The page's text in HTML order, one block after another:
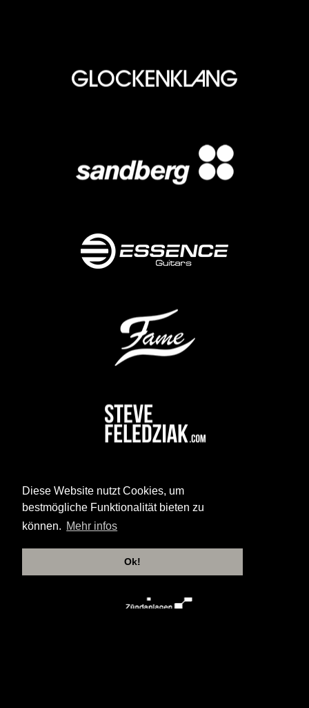
Diese Website nutzt Cookies, um
bestmögliche Funktionalität bieten zu
können. Mehr infos
Ok!